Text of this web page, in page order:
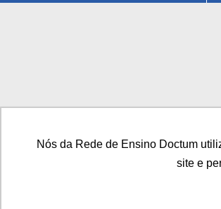
Nós da Rede de Ensino Doctum
site e
Home